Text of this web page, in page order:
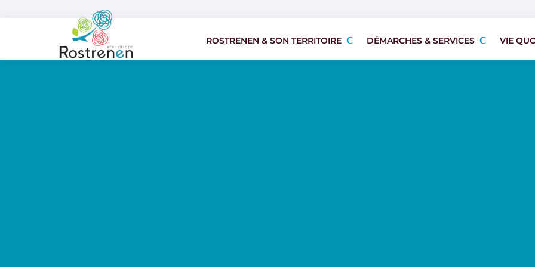
ROSTRENEN & SON TERRITOIRE DÉMARCHES & SERVICES VIE
ROSTRENEN & SON TERRITOIRE DÉMARCHES & SERVICES VIE